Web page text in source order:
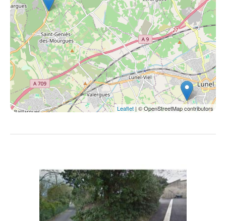
Leaflet| © OpenStreetMap contributors